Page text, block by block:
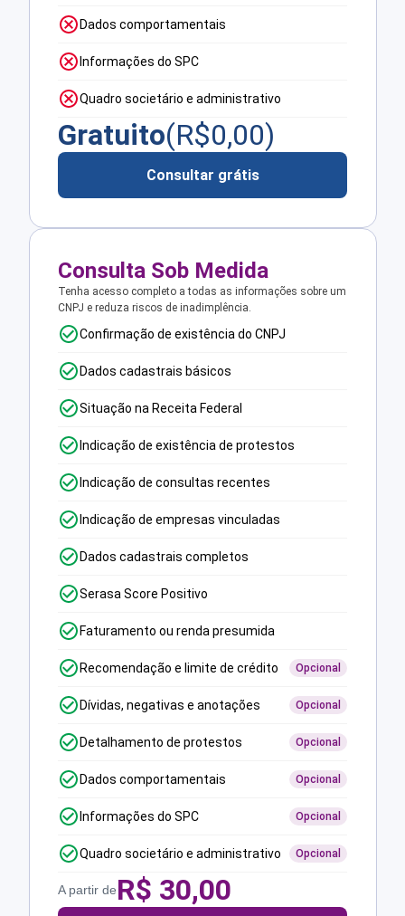
Dados comportamentais
Informações do SPC
Quadro societário e administrativo
Gratuito(R$0,00)
Consultar grátis
Consulta Sob Medida
Tenha acesso completo a todas as informações sobre um
CNPJ e reduza riscos de inadimplência.
Confirmação de existência do CNPJ
Dados cadastrais básicos
Situação na Receita Federal
Indicação de existência de protestos
Indicação de consultas recentes
Indicação de empresas vinculadas
Dados cadastrais completos
Serasa Score Positivo
Faturamento ou renda presumida
Recomendação e limite de crédito Opcional
Dívidas, negativas e anotações Opcional
Detalhamento de protestos Opcional
Dados comportamentais Opcional
Informações do SPC Opcional
Quadro societário e administrativo Opcional
A partir deR$ 30,00